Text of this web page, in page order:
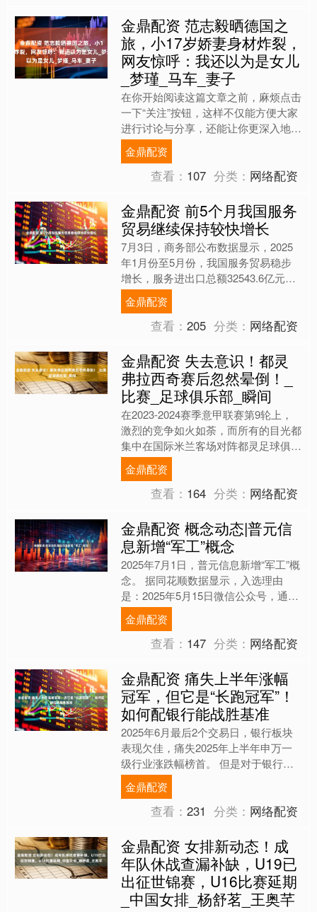
金鼎配资 范志毅晒德国之
旅，小17岁娇妻身材炸裂，
网友惊呼：我还以为是女儿
_梦瑾_马车_妻子
在你开始阅读这篇文章之前，麻烦点击
一下“关注”按钮，这样不仅能方便大家
进行讨论与分享，还能让你更深入地参
与到内容创作中，毕竟创作并不容易，
感谢大家的支持。 提到....
金鼎配资
查看： 107 分类： 网络配资
金鼎配资 前5个月我国服务
贸易继续保持较快增长
7月3日，商务部公布数据显示，2025
年1月份至5月份，我国服务贸易稳步
增长，服务进出口总额32543.6亿元
（人民币，下同），同比增长7.7%，
其中，出口14....
金鼎配资
查看：205 分类： 网络配资
金鼎配资 失去意识！都灵
弗拉西奇赛后忽然晕倒！_
比赛_足球俱乐部_瞬间
在2023-2024赛季意甲联赛第9轮上，
激烈的竞争如火如荼，而所有的目光都
集中在国际米兰客场对阵都灵足球俱乐
部的较量之上。然而，比赛的末尾却发
生了一场不幸，让....
金鼎配资
查看： 164 分类： 网络配资
金鼎配资 概念动态|普元信
息新增“军工”概念
2025年7月1日，普元信息新增“军工”概
念。 据同花顺数据显示，入选理由
是：2025年5月15日微信公众号，通过
普元主数据管理平台MDM、数据资产
管理平台DA....
金鼎配资
查看： 147 分类： 网络配资
金鼎配资 痛失上半年涨幅
冠军，但它是“长跑冠军”！
如何配银行能战胜基准
2025年6月最后2个交易日，银行板块
表现欠佳，痛失2025年上半年申万一
级行业涨跌幅榜首。 但是对于银行板
块来说，短期收益并非其优势，长久期
下银行股才更显示出....
金鼎配资
查看：231 分类： 网络配资
金鼎配资 女排新动态！成
年队休战查漏补缺，U19已
出征世锦赛，U16比赛延期
_中国女排_杨舒茗_王奥芊